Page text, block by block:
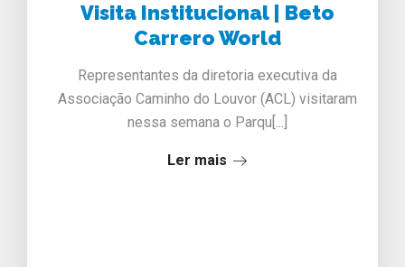
Visita Institucional | Beto
Carrero World
Representantes da diretoria executiva da
Associação Caminho do Louvor (ACL) visitaram
nessa semana o Parqu[...]
Ler mais